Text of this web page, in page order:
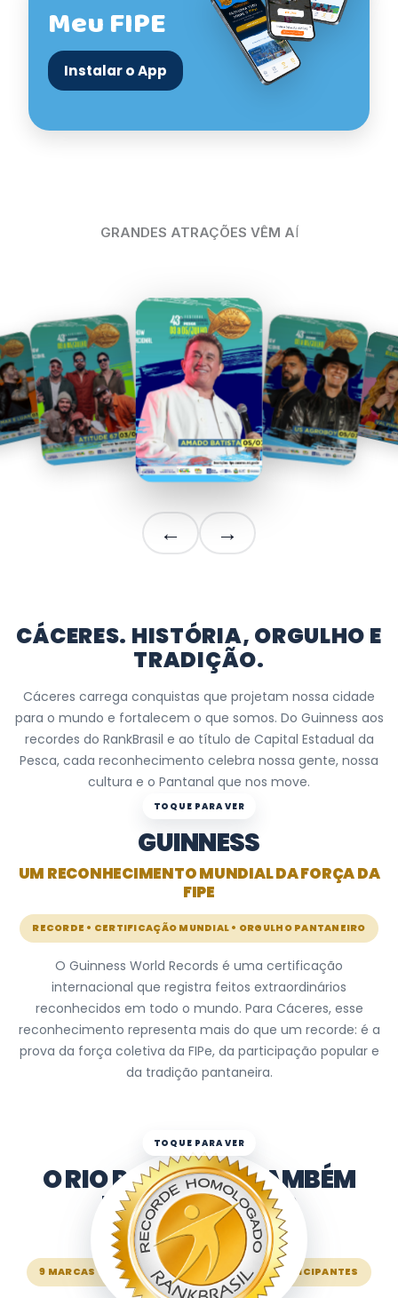
Meu FIPE
Instalar o App
GRANDES ATRAÇÕES VÊM AÍ
← →
CÁCERES. HISTÓRIA, ORGULHO E
TRADIÇÃO.
Cáceres carrega conquistas que projetam nossa cidade
para o mundo e fortalecem o que somos. Do Guinness aos
recordes do RankBrasil e ao título de Capital Estadual da
Pesca, cada reconhecimento celebra nossa gente, nossa
cultura e o Pantanal que nos move.
• FIPE • RECORDE • TRADIÇÃO • ORGULHO • CÁCERES •
GUINNESS
UM RECONHECIMENTO MUNDIAL DA FORÇA DA
FIPE
RECORDE • CERTIFICAÇÃO MUNDIAL • ORGULHO PANTANEIRO
O Guinness World Records é uma certificação
internacional que registra feitos extraordinários
reconhecidos em todo o mundo. Para Cáceres, esse
reconhecimento representa mais do que um recorde: é a
prova da força coletiva da FIPe, da participação popular e
da tradição pantaneira.
O RIO PARAGUAI TAMBÉM
BATE RECORDES
FIPE EM RECORDES
9 MARCAS • 6 CATEGORIAS • MILHARES DE PARTICIPANTES